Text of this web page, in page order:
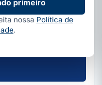
primeiro
nossa Política de
.